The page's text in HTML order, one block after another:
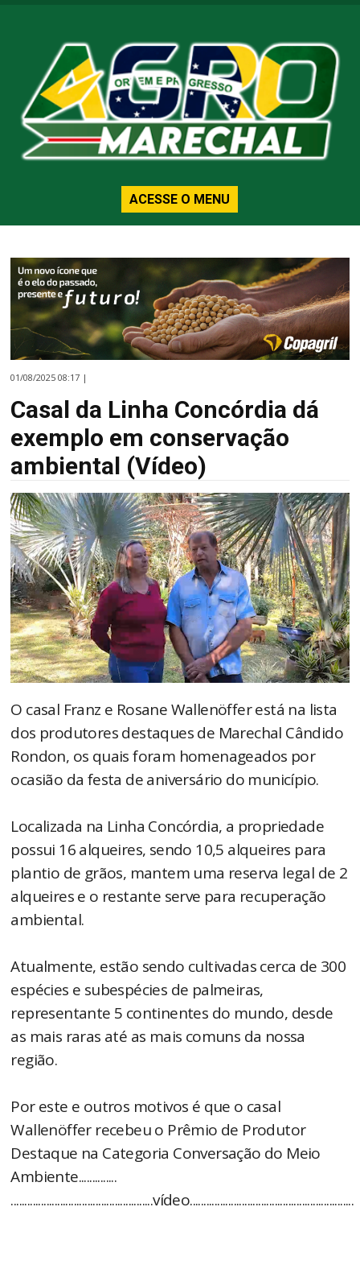
ACESSE O MENU
01/08/2025 08:17 |
Casal da Linha Concórdia dá
exemplo em conservação
ambiental (Vídeo)
O casal Franz e Rosane Wallenöffer está na lista
dos produtores destaques de Marechal Cândido
Rondon, os quais foram homenageados por
ocasião da festa de aniversário do município.
Localizada na Linha Concórdia, a propriedade
possui 16 alqueires, sendo 10,5 alqueires para
plantio de grãos, mantem uma reserva legal de 2
alqueires e o restante serve para recuperação
ambiental.
Atualmente, estão sendo cultivadas cerca de 300
espécies e subespécies de palmeiras,
representante 5 continentes do mundo, desde
as mais raras até as mais comuns da nossa
região.
Por este e outros motivos é que o casal
Wallenöffer recebeu o Prêmio de Produtor
Destaque na Categoria Conversação do Meio
Ambiente..............
....................................................vídeo............................................................